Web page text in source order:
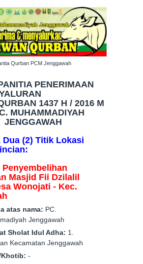
Qurban PCM Jenggawah
PENERIMAAN
1437 H / 2016 M
MUHAMMADIYAH
JENGGAWAH
Dua (2) Titik Lokasi
Penyembelihan
Masjid Fii Dzilalil
Wonojati - Kec.
atas nama: PC.
Jenggawah
Sholat Idul Adha: 1.
Kecamatan Jenggawah
Khotib: -